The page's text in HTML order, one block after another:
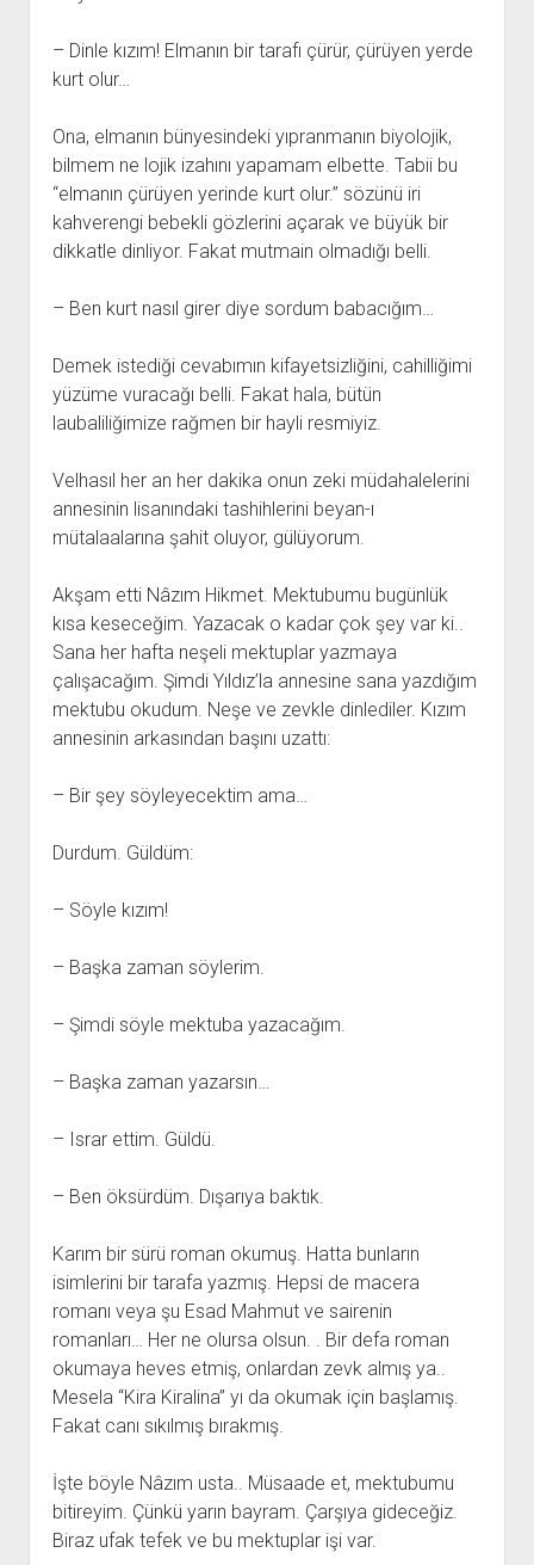
– Dinle kızım! Elmanın bir tarafı çürür, çürüyen yerde
kurt olur…
Ona, elmanın bünyesindeki yıpranmanın biyolojik,
bilmem ne lojik izahını yapamam elbette. Tabii bu
“elmanın çürüyen yerinde kurt olur.” sözünü iri
kahverengi bebekli gözlerini açarak ve büyük bir
dikkatle dinliyor. Fakat mutmain olmadığı belli.
– Ben kurt nasıl girer diye sordum babacığım…
Demek istediği cevabımın kifayetsizliğini, cahilliğimi
yüzüme vuracağı belli. Fakat hala, bütün
laubaliliğimize rağmen bir hayli resmiyiz.
Velhasıl her an her dakika onun zeki müdahalelerini
annesinin lisanındaki tashihlerini beyan-ı
mütalaalarına şahit oluyor, gülüyorum.
Akşam etti Nâzım Hikmet. Mektubumu bugünlük
kısa keseceğim. Yazacak o kadar çok şey var ki..
Sana her hafta neşeli mektuplar yazmaya
çalışacağım. Şimdi Yıldız’la annesine sana yazdığım
mektubu okudum. Neşe ve zevkle dinlediler. Kızım
annesinin arkasından başını uzattı:
– Bir şey söyleyecektim ama…
Durdum. Güldüm:
– Söyle kızım!
– Başka zaman söylerim.
– Şimdi söyle mektuba yazacağım.
– Başka zaman yazarsın…
– Israr ettim. Güldü.
– Ben öksürdüm. Dışarıya baktık.
Karım bir sürü roman okumuş. Hatta bunların
isimlerini bir tarafa yazmış. Hepsi de macera
romanı veya şu Esad Mahmut ve sairenin
romanları… Her ne olursa olsun. . Bir defa roman
okumaya heves etmiş, onlardan zevk almış ya..
Mesela “Kira Kiralina” yı da okumak için başlamış.
Fakat canı sıkılmış bırakmış.
İşte böyle Nâzım usta.. Müsaade et, mektubumu
bitireyim. Çünkü yarın bayram. Çarşıya gideceğiz.
Biraz ufak tefek ve bu mektuplar işi var.